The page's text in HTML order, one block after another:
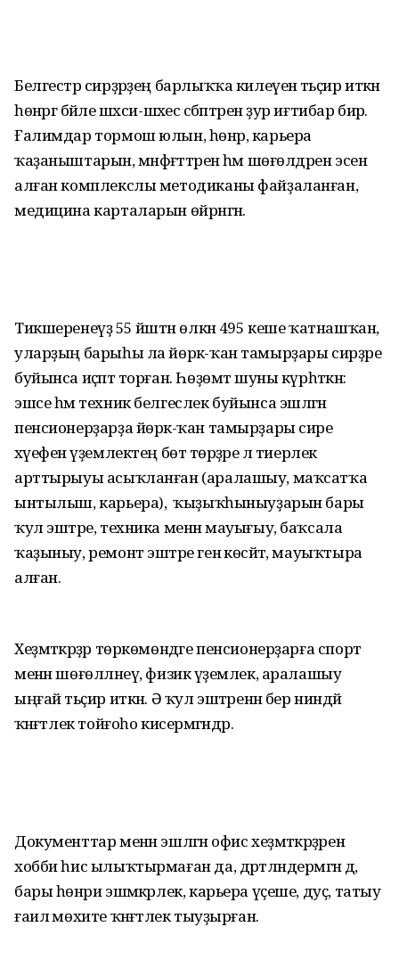
Белгестәр сирҙәрҙең барлыҡҡа килеүенә тәьҫир иткән
һөнәргә бәйле шәхси-шәхес сәбәптәренә ҙур иғтибар бирә.
Ғалимдар тормош юлын, һөнәр, карьера
ҡаҙаныштарын, мәнфәғәт­тәрен һәм шөғөлдәрен эсенә
алған комплекслы методиканы файҙа­ланған,
медицина карталарын өйрәнгән.
Тикшеренеүҙә 55 йәштән өлкән 495 кеше ҡатнашҡан,
уларҙың барыһы ла йөрәк-ҡан тамырҙары сирҙәре
буйынса иҫәптә торған. Һөҙөмтә шуны күрһәткән:
эшсе һәм техник белгеслек буйынса эшләгән
пенсионерҙарҙа йөрәк-ҡан тамыр­ҙары сире
хәүефен әүҙемлектең бөтә төрҙәре лә тиерлек
арттырыуы асыҡланған (аралашыу, маҡсатҡа
ынтылыш, карьера), ә ҡыҙыҡ­һыныуҙарын бары
ҡул эштәре, техника менән мауығыу, баҡсала
ҡаҙыныу, ремонт эштәре генә көсәйтә, мауыҡтыра
алған.
Хеҙмәткәрҙәр төркөмөндәге пен­сионерҙарға спорт
менән шөғөлләнеү, физик әүҙемлек, аралашыу
ыңғай тәьҫир иткән. Ә ҡул эштәренән бер ниндәй
ҡәнәғәтлек тойғоһо кисер­мәгәндәр.
Документтар менән эшләгән офис хеҙмәткәрҙәрен
хобби һис ылыҡ­тырмаған да, дәртләндермәгән дә,
бары һөнәри эшмәкәрлек, карьера үҫеше, дуҫ, татыу
ғаилә мөхите ҡәнәғәтлек тыуҙырған.